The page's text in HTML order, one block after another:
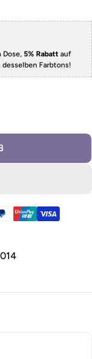
Dose, 5% Rabatt auf
desselben Farbtons!
Smaragd